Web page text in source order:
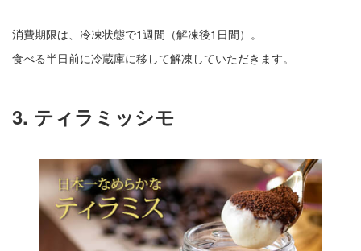
消費期限は、冷凍状態で1週間（解凍後1日間）。
食べる半日前に冷蔵庫に移して解凍していただきます。
3. ティラミッシモ